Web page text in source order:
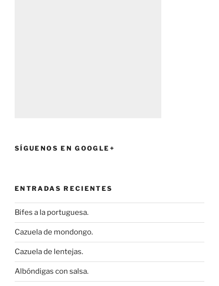
SÍGUENOS EN GOOGLE+
ENTRADAS RECIENTES
Bifes a la portuguesa.
Cazuela de mondongo.
Cazuela de lentejas.
Albóndigas con salsa.